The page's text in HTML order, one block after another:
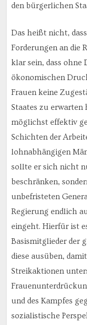
den bürgerlichen
Das heißt nicht,
Forderungen an die
klar sein, dass ohne
ökonomischen
Frauen keine
Staates zu erwarten
möglichst effektiv
Schichten der
lohnabhängigen
sollte er sich nicht
beschränken,
unbefristeten
Regierung endlich
eingeht. Hierfür ist
Basismitglieder der
diese ausüben,
Streikaktionen
und des Kampfes
sozialistische